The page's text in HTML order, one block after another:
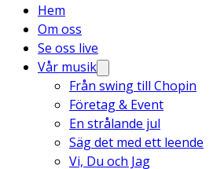
Hem
Om oss
Se oss live
Vår musik
Från swing till Chopin
Företag & Event
En strålande jul
Säg det med ett leende
Vi, Du och Jag